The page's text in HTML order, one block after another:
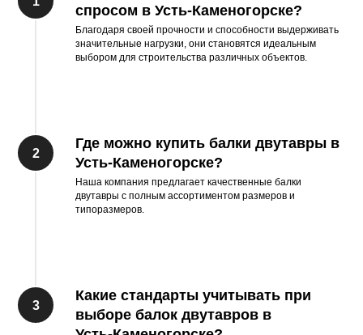
спросом в Усть-Каменогорске?
Благодаря своей прочности и способности выдерживать
значительные нагрузки, они становятся идеальным
выбором для строительства различных объектов.
Где можно купить балки двутавры в
Усть-Каменогорске?
Наша компания предлагает качественные балки
двутавры с полным ассортиментом размеров и
типоразмеров.
Какие стандарты учитывать при
выборе балок двутавров в